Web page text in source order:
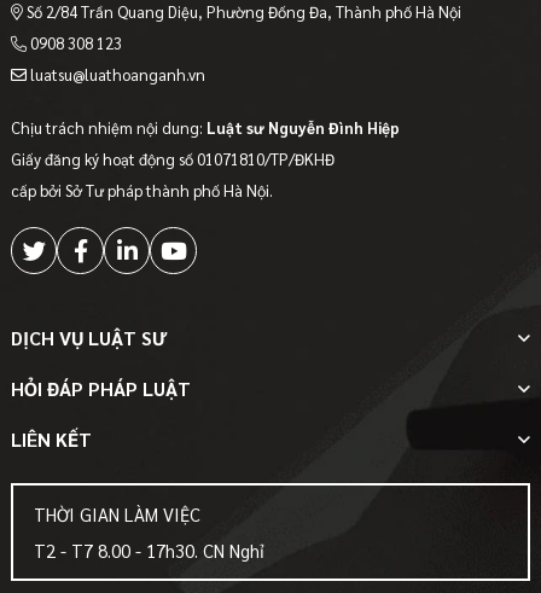
Số 2/84 Trần Quang Diệu, Phường Đống Đa, Thành phố Hà Nội
0908 308 123
luatsu@luathoanganh.vn
Chịu trách nhiệm nội dung: Luật sư Nguyễn Đình Hiệp
Giấy đăng ký hoạt động số 01071810/TP/ĐKHĐ
cấp bởi Sở Tư pháp thành phố Hà Nội.
DỊCH VỤ LUẬT SƯ
HỎI ĐÁP PHÁP LUẬT
LIÊN KẾT
THỜI GIAN LÀM VIỆC
T2 - T7 8.00 - 17h30. CN Nghỉ